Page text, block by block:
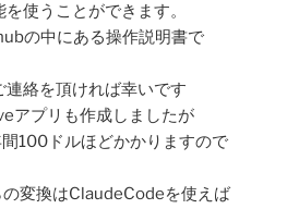
使うことができます。
の中にある操作説明書で
絡を頂ければ幸いです
アプリも作成しましたが
100ドルほどかかりますので
変換はClaudeCodeを使えば